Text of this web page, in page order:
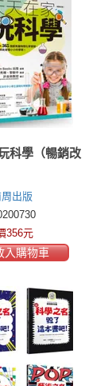
科學（暢銷改
出版
356元
入購物車